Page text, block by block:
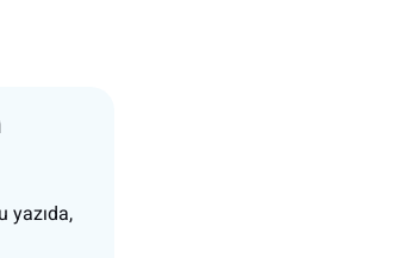
yazıda,